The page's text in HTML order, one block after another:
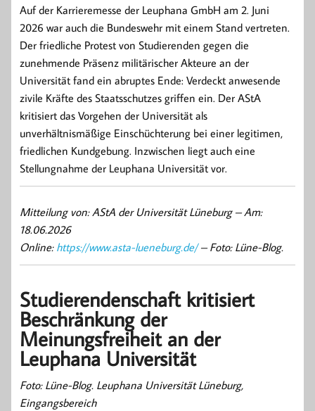
Auf der Karrieremesse der Leuphana GmbH am 2. Juni
2026 war auch die Bundeswehr mit einem Stand vertreten.
Der friedliche Protest von Studierenden gegen die
zunehmende Präsenz militärischer Akteure an der
Universität fand ein abruptes Ende: Verdeckt anwesende
zivile Kräfte des Staatsschutzes griffen ein. Der AStA
kritisiert das Vorgehen der Universität als
unverhältnismäßige Einschüchterung bei einer legitimen,
friedlichen Kundgebung. Inzwischen liegt auch eine
Stellungnahme der Leuphana Universität vor.
Mitteilung von: AStA der Universität Lüneburg –Am:
18.06.2026
Online: https://www.asta-lueneburg.de/– Foto: Lüne-Blog.
Studierendenschaft kritisiert
Beschränkung der
Meinungsfreiheit an der
Leuphana Universität
Foto: Lüne-Blog. Leuphana Universität Lüneburg,
Eingangsbereich